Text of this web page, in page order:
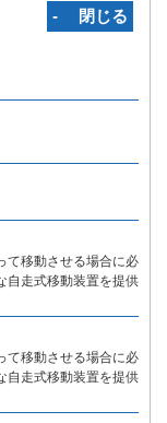
‐ 閉じる
て移動させる場合に必
自走式移動装置を提供
て移動させる場合に必
自走式移動装置を提供